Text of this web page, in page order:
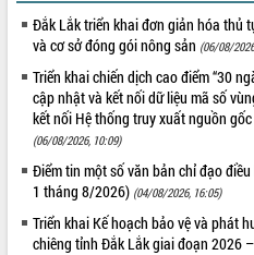
LIÊN KẾT WEB
THỐNG KÊ TRUY CẬP
Hôm nay: 31228
Đắk Lắk triển khai đơn giản hóa thủ
và cơ sở đóng gói nông sản (06/08/
Triển khai chiến dịch cao điểm “30
cập nhật và kết nối dữ liệu mã số
kết nối Hệ thống truy xuất nguồn
(06/08/2026, 10:09)
Điểm tin một số văn bản chỉ đạo
1 tháng 8/2026) (04/08/2026, 16:05)
Triển khai Kế hoạch bảo vệ và phát
chiêng tỉnh Đắk Lắk giai đoạn 2026